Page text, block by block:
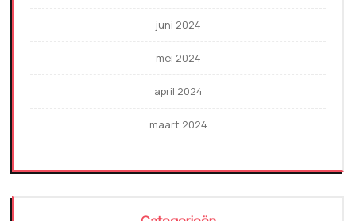
juni 2024
mei 2024
april 2024
maart 2024